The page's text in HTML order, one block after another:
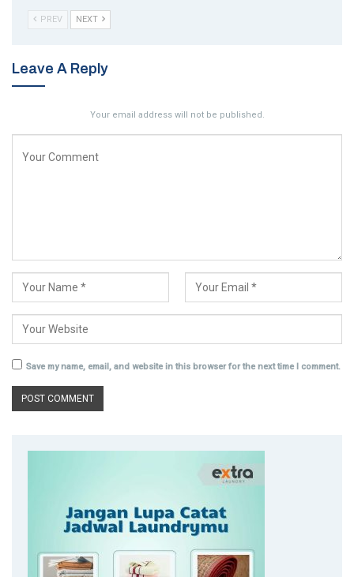
PREV NEXT
Leave A Reply
Your email address will not be published.
Save my name, email, and website in this browser for the next time I comment.